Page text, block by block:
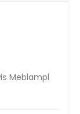
Meblampl